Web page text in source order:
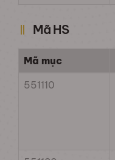
Mã HS
Mã mục
551110